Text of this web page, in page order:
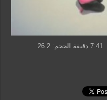
معلومات إضافية: نشيد في التوبة المدة: 7:41 دقيقة الحجم: 26.2